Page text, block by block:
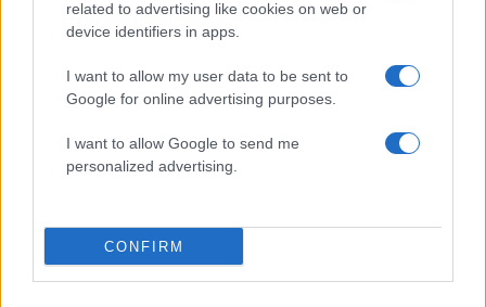
related to advertising like cookies on web or
device identifiers in apps.
I want to allow my user data to be sent to
Google for online advertising purposes.
I want to allow Google to send me
personalized advertising.
CONFIRM
μου»
viral το τραγούδι του «Λογαριασμός» που
ερμηνεύει η Κατερίνα Λιόλιου
Πιο σχολιασμένα
για την ηλεκτρική διασύνδεση Ελλάδας –
Κύπρου: «Ισχυρή ψήφος εμπιστοσύνης» η
είσοδος της Meridiam στην GSI